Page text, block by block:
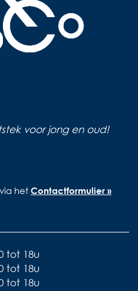
voor jong en oud!
het Contactformulier »
tot 18u
tot 18u
tot 18u